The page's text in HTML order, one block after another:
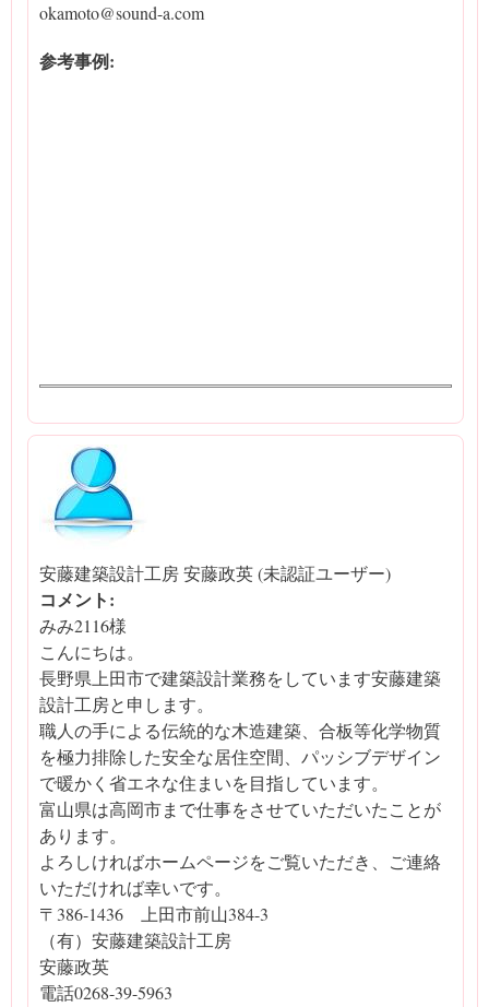
okamoto@sound-a.com
参考事例:
安藤建築設計工房 安藤政英 (未認証ユーザー)
コメント:
みみ2116様
こんにちは。
長野県上田市で建築設計業務をしています安藤建築
設計工房と申します。
職人の手による伝統的な木造建築、合板等化学物質
を極力排除した安全な居住空間、パッシブデザイン
で暖かく省エネな住まいを目指しています。
富山県は高岡市まで仕事をさせていただいたことが
あります。
よろしければホームページをご覧いただき、ご連絡
いただければ幸いです。
〒386-1436 上田市前山384-3
（有）安藤建築設計工房
安藤政英
電話0268-39-5963